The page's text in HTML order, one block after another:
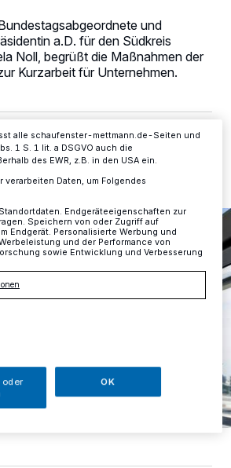
und
a.D. für den Südkreis
Noll, begrüßt die Maßnahmen der
Kurzarbeit für Unternehmen.
Uhr Eine Minute Lesezeit
Dienste bereitzustellen“ aufgeführten
deaktiviert sind, sind manche Inhalte und
nicht mehr so relevant für Sie. Sie können
aufrufen, um Ihre Einstellungen zu
zu widerrufen, indem Sie auf den Link
in unserer Datenschutzerklärung.
alle schaufenster-mettmann.de-Seiten und
1 S. 1 lit. a DSGVO auch die
des EWR, z.B. in den USA ein.
verarbeiten Daten, um Folgendes
Endgeräteeigenschaften zur
Speichern von oder Zugriff auf
Endgerät. Personalisierte Werbung und
und der Performance von
sowie Entwicklung und Verbesserung
oder
OK